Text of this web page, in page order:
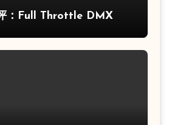
：Full Throttle DMX